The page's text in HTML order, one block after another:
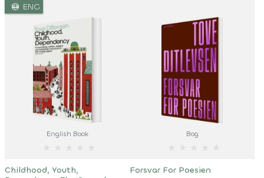
language ENG
English Book
Childhood, Youth,
Bog
Forsvar For Poesien